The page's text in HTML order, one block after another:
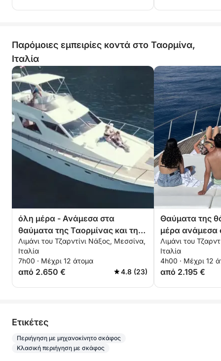
Παρόμοιες εμπειρίες κοντά στο Ταορμίνα,
Ιταλία
όλη μέρα - Ανάμεσα στα
θαύματα της Ταορμίνας και της
Αίτνας
Λιμάνι του Τζαρντίνι Νάξος, Μεσσίνα,
Ιταλία
7h00 · Μέχρι 12 άτομα
από 2.650 € 4.8 (23)
Θαύματα της
μέρα ανάμεσα
Faraglioni και
Λιμάνι του
Ιταλία
4h00 · Μέχρι 12
από 2.195 €
Eτικέτες
Περιήγηση με μηχανοκίνητο σκάφος
Κλασική περιήγηση με σκάφος